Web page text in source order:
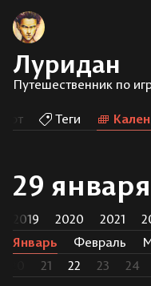
Луридан
Путешественник по
Арт Теги
29
2019 2020 2021
Январь
Февраль
21 22 23 24